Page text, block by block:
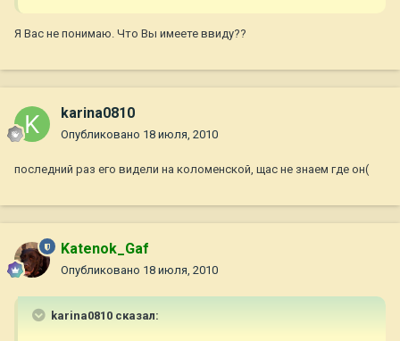
Я Вас не понимаю. Что Вы имеете ввиду??
karina0810
Опубликовано 18 июля, 2010
последний раз его видели на коломенской, щас не знаем где он(
Katenok_Gaf
Опубликовано 18 июля, 2010
karina0810 сказал: